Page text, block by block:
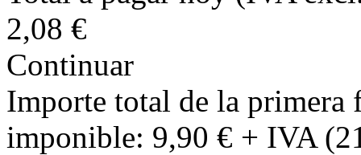
2,08 €
Continuar
Importe total de la primera
imponible: 9,90 € + IVA